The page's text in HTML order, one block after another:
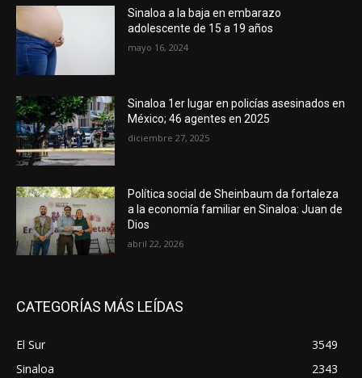
Sinaloa a la baja en embarazo
adolescente de 15 a 19 años
mayo 16, 2024
Sinaloa 1er lugar en policías asesinados en
México; 46 agentes en 2025
diciembre 27, 2025
Política social de Sheinbaum da fortaleza
a la economía familiar en Sinaloa: Juan de
Dios
abril 22, 2026
CATEGORÍAS MÁS LEÍDAS
El Sur
3549
Sinaloa
2343